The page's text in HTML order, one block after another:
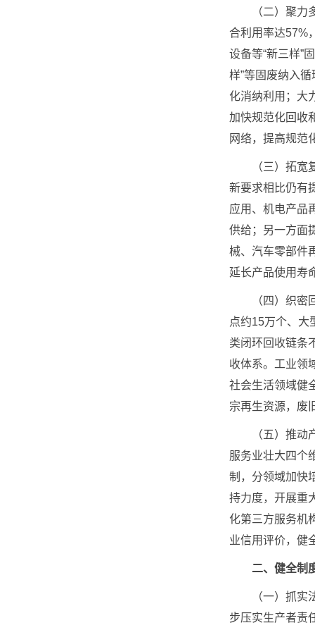
（二）聚力多
合利用率达57%
设备等“新三样”
样”等固废纳入
化消纳利用；大
加快规范化回收
网络，提高规范
（三）拓宽复
新要求相比仍有
应用、机电产品
供给；另一方面
械、汽车零部件
延长产品使用寿
（四）织密回
点约15万个、大
类闭环回收链条
收体系。工业领
社会生活领域健
宗再生资源，废
（五）推动产
服务业壮大四个
制，分领域加快
持力度，开展重
化第三方服务机
业信用评价，健
二、健全制
（一）抓实法
步压实生产者责